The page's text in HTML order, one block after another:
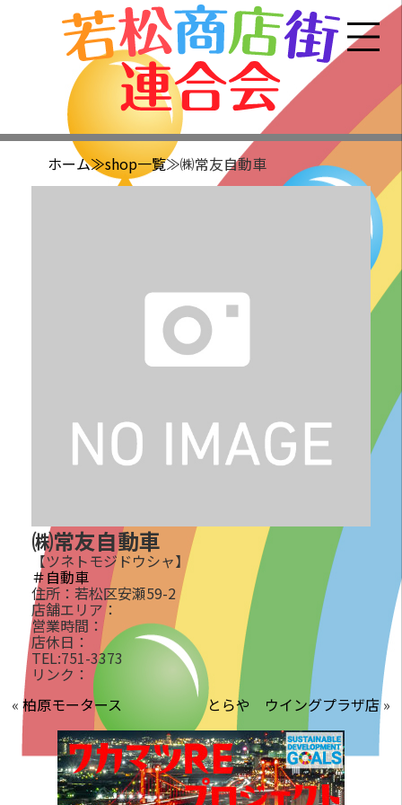
ホーム≫shop一覧≫㈱常友自動車
㈱常友自動車
【ツネトモジドウシャ】
＃自動車
住所：若松区安瀬59-2
店舗エリア：
営業時間：
店休日：
TEL:751-3373
リンク：
«柏原モータース とらや ウイングプラザ店»